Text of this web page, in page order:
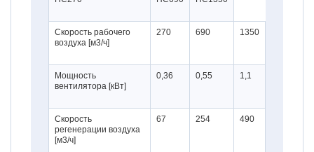
Скорость рабочего
воздуха [м3/ч]
270 690 1350
Мощность
вентилятора [кВт]
0,36 0,55 1,1
Скорость
регенерации воздуха
[м3/ч]
67 254 490